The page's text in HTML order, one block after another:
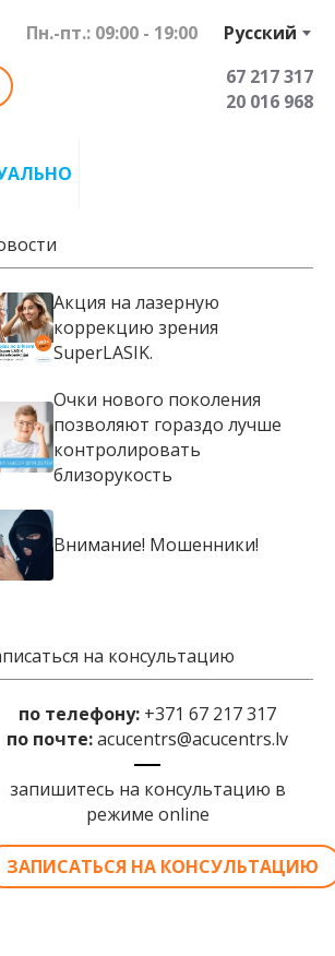
Пн.-пт.: 09:00 - 19:00 Русский
67 217 317
20 016 968
Акция на лазерную
коррекцию зрения
SuperLASIK.
Очки нового поколения
позволяют гораздо лучше
контролировать
близорукость
Внимание! Мошенники!
на консультацию
по телефону: +371 67 217 317
по почте:acucentrs@acucentrs.lv
запишитесь на консультацию в
режиме online
ЗАПИСАТЬСЯ НА КОНСУЛЬТАЦИЮ